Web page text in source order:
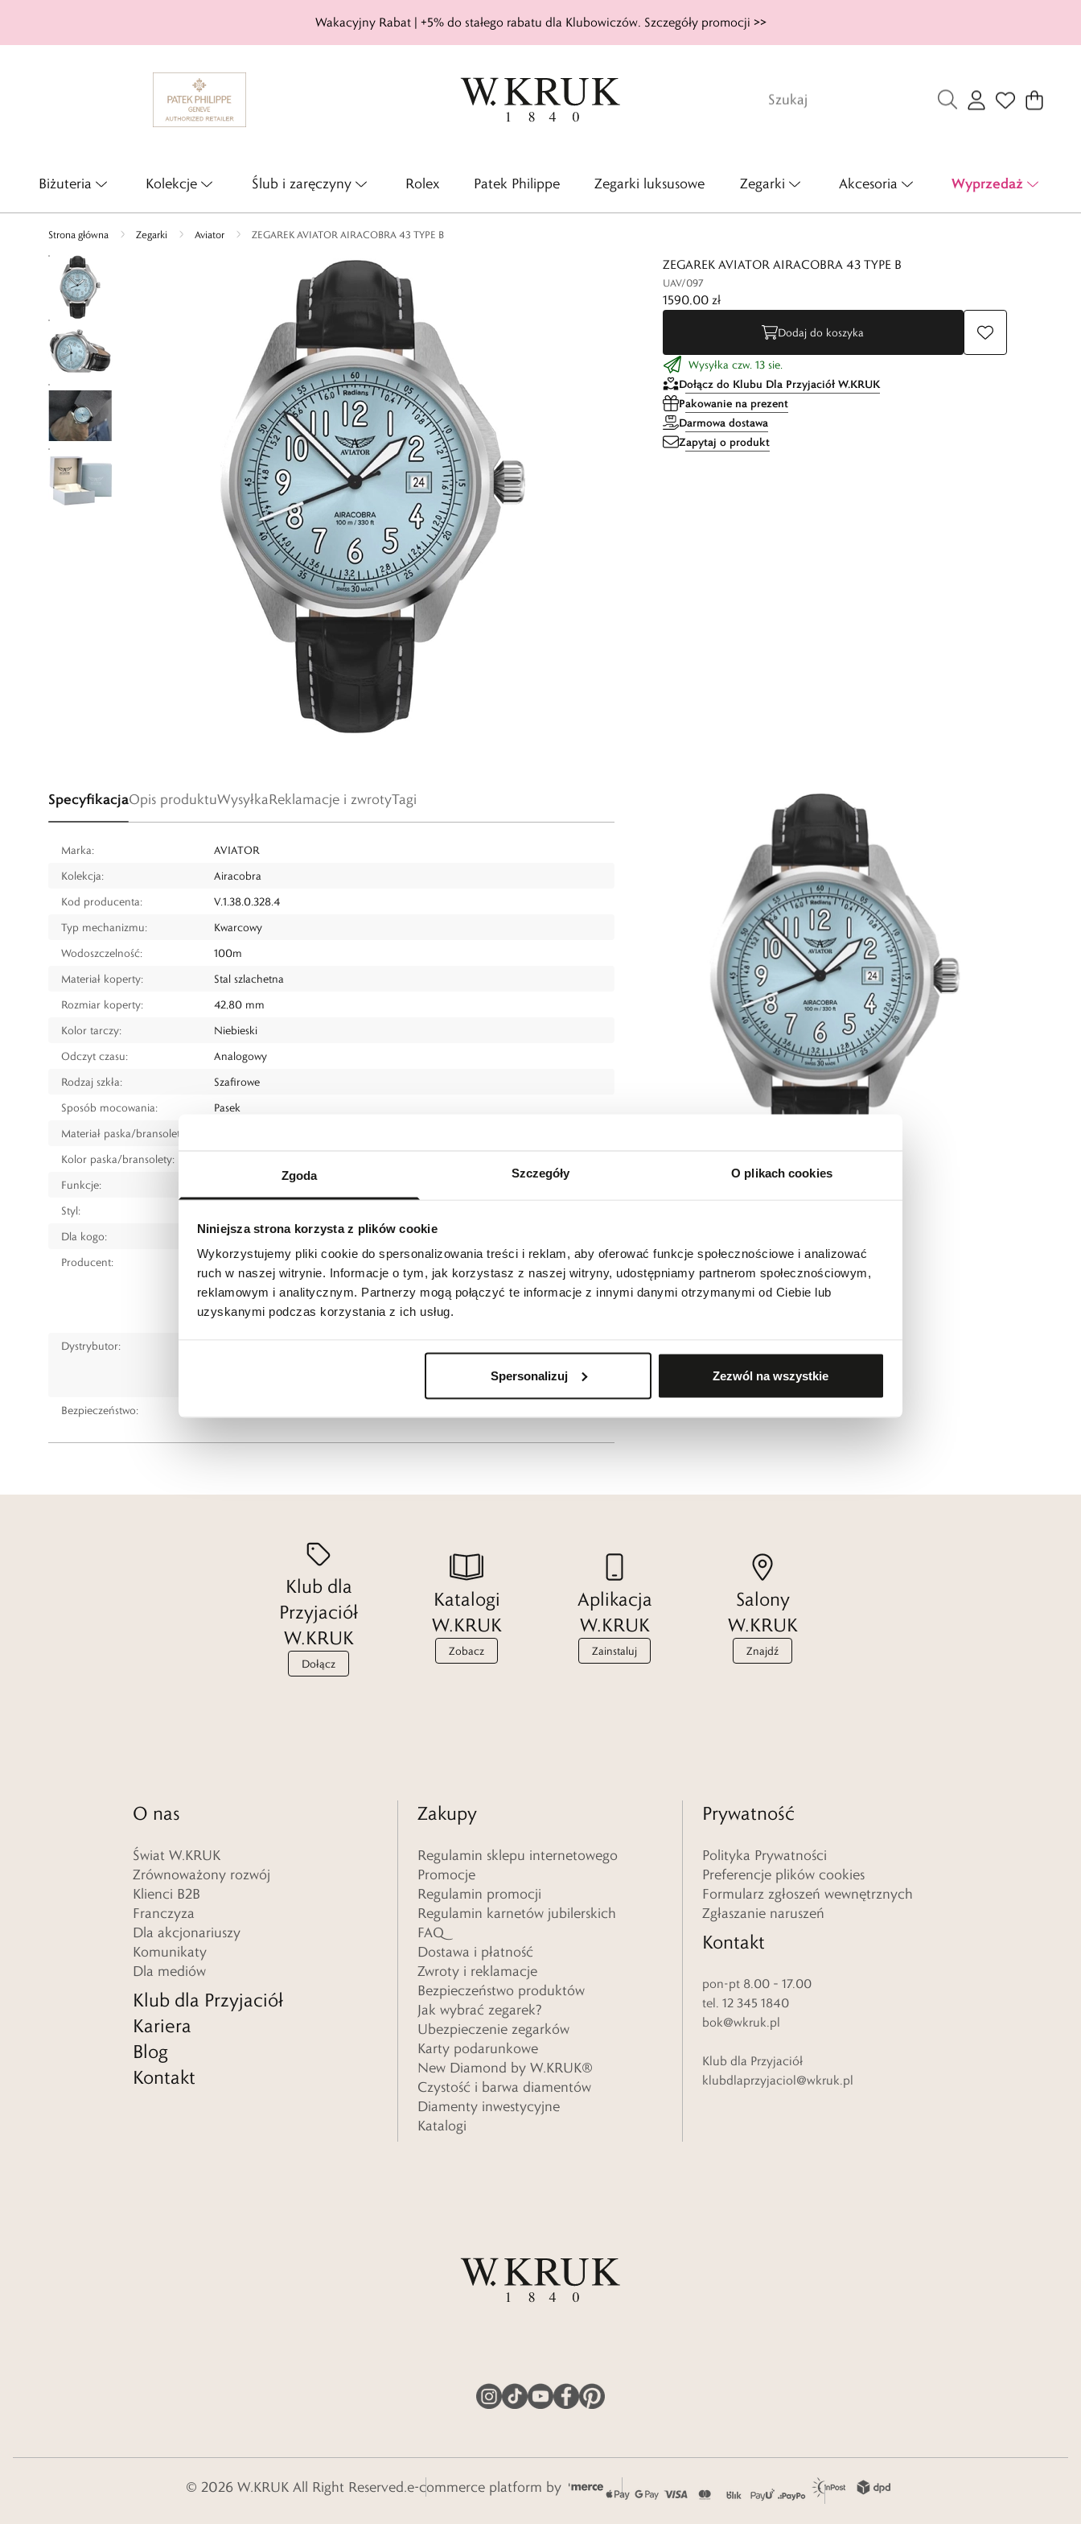
Zgoda Szczegóły O plikach cookies
Niniejsza strona korzysta z plików cookie
Wykorzystujemy pliki cookie do spersonalizowania treści i reklam, aby oferować funkcje społecznościowe i analizować
ruch w naszej witrynie. Informacje o tym, jak korzystasz z naszej witryny, udostępniamy partnerom społecznościowym,
reklamowym i analitycznym. Partnerzy mogą połączyć te informacje z innymi danymi otrzymanymi od Ciebie lub
uzyskanymi podczas korzystania z ich usług.
Spersonalizuj Zezwól na wszystkie
Wakacyjny Rabat | +5% do stałego rabatu dla Klubowiczów. Szczegóły promocji >>
Biżuteria Kolekcje Ślub i zaręczyny Rolex Patek Philippe Zegarki luksusowe Zegarki Akcesoria Wyprzedaż
Strona główna Zegarki Aviator ZEGAREK AVIATOR AIRACOBRA 43 TYPE B
ZEGAREK AVIATOR AIRACOBRA 43 TYPE B
UAV/097
1590,00 zł
Dodaj do koszyka
Wysyłka czw. 13 sie.
Dołącz do Klubu Dla Przyjaciół W.KRUK
Pakowanie na prezent
Darmowa dostawa
Zapytaj o produkt
SpecyfikacjaOpis produktuWysyłkaReklamacje i zwrotyTagi
Marka:
AVIATOR
Kolekcja:
Airacobra
Kod producenta:
V.1.38.0.328.4
Typ mechanizmu:
Kwarcowy
Wodoszczelność:
100m
Materiał koperty:
Stal szlachetna
Rozmiar koperty:
42,80 mm
Kolor tarczy:
Niebieski
Odczyt czasu:
Analogowy
Rodzaj szkła:
Szafirowe
Sposób mocowania:
Pasek
Materiał paska/bransolety:
Kolor paska/bransolety:
Funkcje:
Styl:
Dla kogo:
Dla mężczyzny
Producent:
Aviator Watch S.A.
Chemin du val, 2 Porrentruy, CH-2900 Switzerland
tel.: +41 32 466 80 16
www.aviatorwatch.swiss/en/pl
Dystrybutor:
Bezpieczeństwo:
Klub dla
Przyjaciół
W.KRUK
Dołącz
Katalogi
W.KRUK
Zobacz
Aplikacja
W.KRUK
Zainstaluj
Salony
W.KRUK
Znajdź
O nas
Świat W.KRUK
Zrównoważony rozwój
Klienci B2B
Franczyza
Dla akcjonariuszy
Komunikaty
Dla mediów
Klub dla Przyjaciół
Kariera
Blog
Kontakt
Zakupy
Regulamin sklepu internetowego
Promocje
Regulamin promocji
Regulamin karnetów jubilerskich
FAQ
Dostawa i płatność
Zwroty i reklamacje
Bezpieczeństwo produktów
Jak wybrać zegarek?
Ubezpieczenie zegarków
Karty podarunkowe
New Diamond by W.KRUK®
Czystość i barwa diamentów
Diamenty inwestycyjne
Katalogi
Prywatność
Polityka Prywatności
Preferencje plików cookies
Formularz zgłoszeń wewnętrznych
Zgłaszanie naruszeń
Kontakt
pon-pt 8.00 – 17.00
tel. 12 345 1840
bok@wkruk.pl
Klub dla Przyjaciół
klubdlaprzyjaciol@wkruk.pl
© 2026 W.KRUKAll Right Reserved.e-commerce platform by